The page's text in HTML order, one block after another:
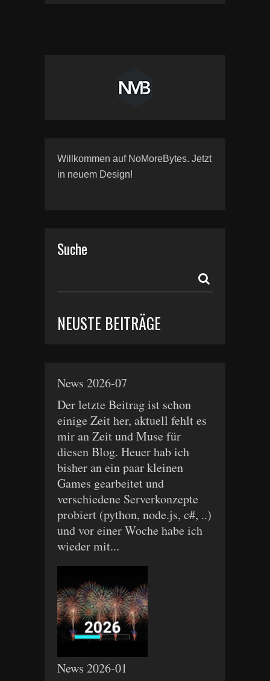
Willkommen auf NoMoreBytes. Jetzt
in neuem Design!
Suche
NEUSTE BEITRÄGE
News 2026-07
Der letzte Beitrag ist schon
einige Zeit her, aktuell fehlt es
mir an Zeit und Muse für
diesen Blog. Heuer hab ich
bisher an ein paar kleinen
Games gearbeitet und
verschiedene Serverkonzepte
probiert (python, node.js, c#, ..)
und vor einer Woche habe ich
wieder mit...
News 2026-01